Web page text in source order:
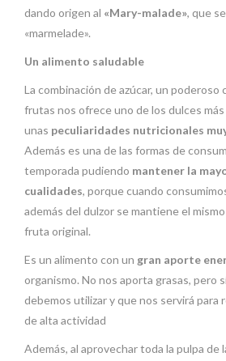
dando origen al «Mary-malade», que
«marmelade».
Un alimento saludable
La combinación de azúcar, un poderoso
frutas nos ofrece uno de los dulces
unas peculiaridades nutricionales
Además es una de las formas de
temporada pudiendo mantener la
cualidades, porque cuando
además del dulzor se mantiene el
fruta original.
Es un alimento con un gran aporte
organismo. No nos aporta grasas, pero
debemos utilizar y que nos servirá para
de alta actividad
Además, al aprovechar toda la pulpa de